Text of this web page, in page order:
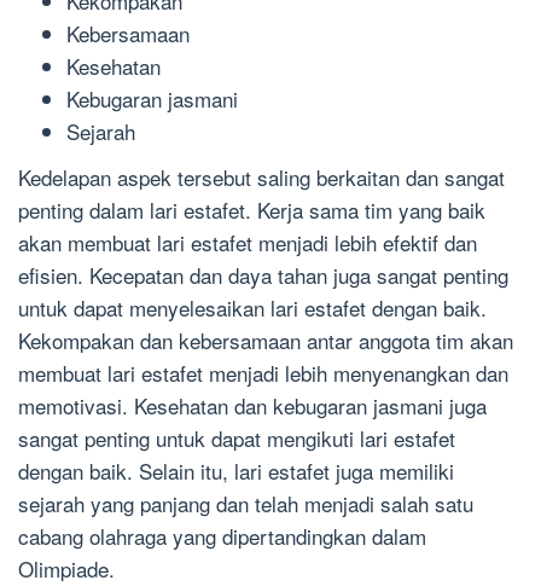
Kebersamaan
Kesehatan
Kebugaran jasmani
Sejarah
Kedelapan aspek tersebut saling berkaitan dan sangat
penting dalam lari estafet. Kerja sama tim yang baik
akan membuat lari estafet menjadi lebih efektif dan
efisien. Kecepatan dan daya tahan juga sangat penting
untuk dapat menyelesaikan lari estafet dengan baik.
Kekompakan dan kebersamaan antar anggota tim akan
membuat lari estafet menjadi lebih menyenangkan dan
memotivasi. Kesehatan dan kebugaran jasmani juga
sangat penting untuk dapat mengikuti lari estafet
dengan baik. Selain itu, lari estafet juga memiliki
sejarah yang panjang dan telah menjadi salah satu
cabang olahraga yang dipertandingkan dalam
Olimpiade.